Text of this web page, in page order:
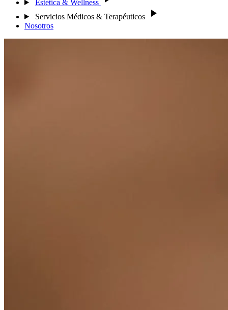
Estética & Wellness
Servicios Médicos & Terapéuticos
Nosotros